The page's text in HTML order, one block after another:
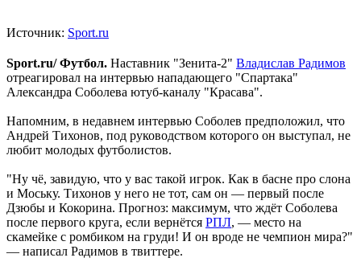
Источник: Sport.ru
Sport.ru/ Футбол. Наставник "Зенита-2" Владислав Радимов
отреагировал на интервью нападающего "Спартака"
Александра Соболева ютуб-каналу "Красава".
Напомним, в недавнем интервью Соболев предположил, что
Андрей Тихонов, под руководством которого он выступал, не
любит молодых футболистов.
"Ну чё, завидую, что у вас такой игрок. Как в басне про слона
и Моську. Тихонов у него не тот, сам он — первый после
Дзюбы и Кокорина. Прогноз: максимум, что ждёт Соболева
после первого круга, если вернётся РПЛ, — место на
скамейке с ромбиком на груди! И он вроде не чемпион мира?"
— написал Радимов в твиттере.